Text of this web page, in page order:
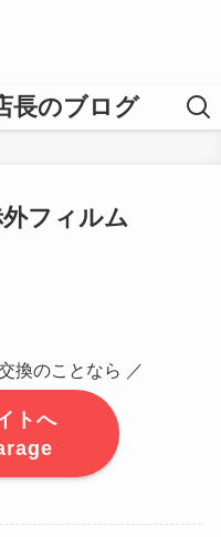
長のブログ
フィルム
換のことなら ／
トへ